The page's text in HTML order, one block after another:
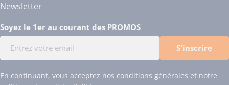
Newsletter
Soyez le 1er au courant des PROMOS
mail
S'inscrire
En continuant, vous acceptez nos conditions générales et notre